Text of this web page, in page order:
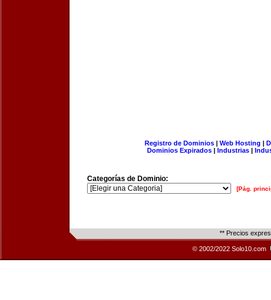
Registro de Dominios| Web Hosting |
Dominios Expirados | Industrias |
Categorías de Dominio:
[Pág.
** Precios
© 2002/2022 Solo10.com